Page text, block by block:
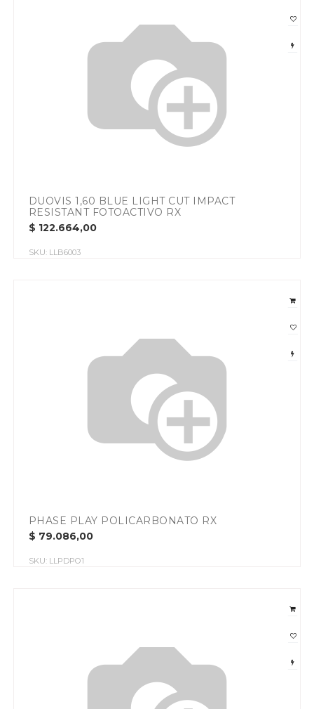
DUOVIS 1,60 BLUE LIGHT CUT IMPACT
RESISTANT FOTOACTIVO RX
$ 122.664,00
SKU: LLB6003
PHASE PLAY POLICARBONATO RX
$ 79.086,00
SKU: LLPDPO1